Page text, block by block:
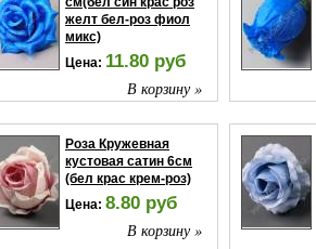
желт бел-роз фиол
микс)
Цена: 11.80 руб
В корзину »
Роза Кружевная
кустовая сатин 6см
(бел крас крем-роз)
Цена: 8.80 руб
В корзину »